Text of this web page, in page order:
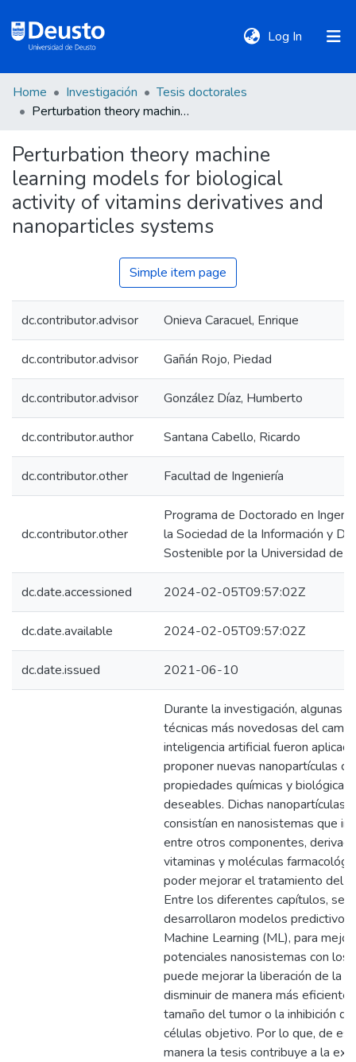
Log In (current)
DeustoTeka
Communities
&
Collections
Statistics
Home Investigación
Tesis doctorales
Perturbation theory machine learning models for biological activity of vitamins derivatives and nanoparticles systems
Perturbation theory machine
learning models for biological
activity of vitamins derivatives and
nanoparticles systems
Simple item page
dc.contributor.advisor Onieva Caracuel, Enrique
dc.contributor.advisor Gañán Rojo, Piedad
dc.contributor.advisor González Díaz, Humberto
dc.contributor.author Santana Cabello, Ricardo
dc.contributor.other Facultad de Ingeniería
dc.contributor.other
Programa de Doctorado en
la Sociedad de la Información y
Sostenible por la Universidad de
dc.date.accessioned 2024-02-05T09:57:02Z
dc.date.available 2024-02-05T09:57:02Z
dc.date.issued 2021-06-10
Durante la investigación, algunas
técnicas más novedosas del
inteligencia artificial fueron
proponer nuevas nanopartículas
propiedades químicas y biológicas
deseables. Dichas nanopartículas
consistían en nanosistemas que
entre otros componentes,
vitaminas y moléculas
poder mejorar el tratamiento del
Entre los diferentes capítulos, se
desarrollaron modelos predictivos
Machine Learning (ML), para
potenciales nanosistemas con los
puede mejorar la liberación de la
disminuir de manera más eficiente
tamaño del tumor o la inhibición
células objetivo. Por lo que, de
manera la tesis contribuye a la